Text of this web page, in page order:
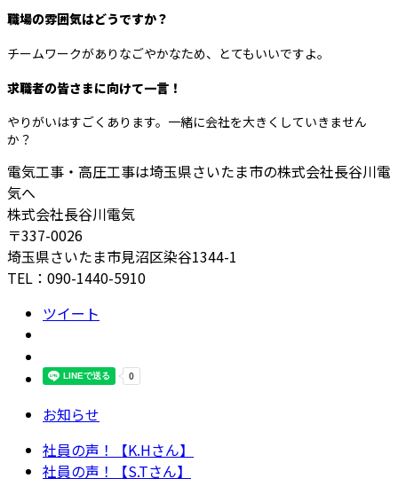
職場の雰囲気はどうですか？
チームワークがありなごやかなため、とてもいいですよ。
求職者の皆さまに向けて一言！
やりがいはすごくあります。一緒に会社を大きくしていきません
か？
電気工事・高圧工事は埼玉県さいたま市の株式会社長谷川電
気へ
株式会社長谷川電気
〒337-0026
埼玉県さいたま市見沼区染谷1344-1
TEL：090-1440-5910
ツイート
お知らせ
社員の声！【K.Hさん】
社員の声！【S.Tさん】